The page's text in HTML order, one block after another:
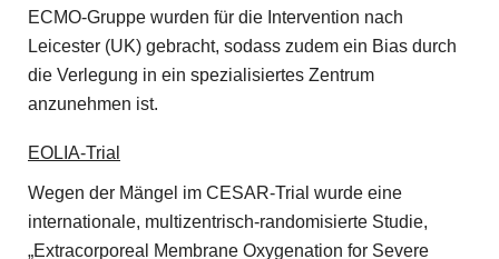
ECMO-Gruppe wurden für die Intervention nach
Leicester (UK) gebracht, sodass zudem ein Bias durch
die Verlegung in ein spezialisiertes Zentrum
anzunehmen ist.
EOLIA-Trial
Wegen der Mängel im CESAR-Trial wurde eine
internationale, multizentrisch-randomisierte Studie,
„Extracorporeal Membrane Oxygenation for Severe